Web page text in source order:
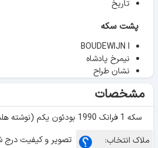
تاریخ
پشت سکه
BOUDEWIJN I
نیمرخ پادشاه
نشان طراح
مشخصات
سکه 1 فرانک 1990 بودئون یکم (نوشته هلندی) - MS62 - بلژیک
ملاک انتخاب:
تصویر و کیفیت درج